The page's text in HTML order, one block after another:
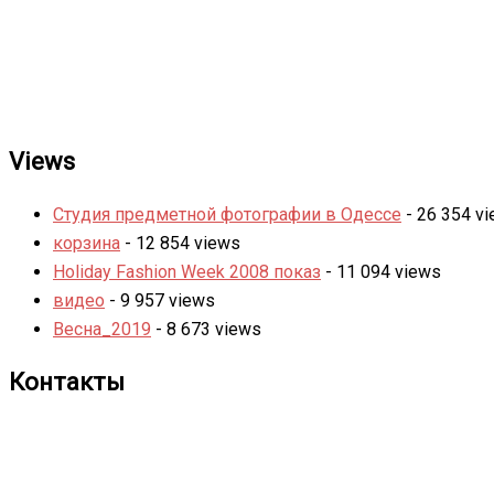
Views
Студия предметной фотографии в Одессе - 26 354
корзина - 12 854 views
Holiday Fashion Week 2008 показ - 11 094 views
видео - 9 957 views
Весна_2019 - 8 673 views
Контакты